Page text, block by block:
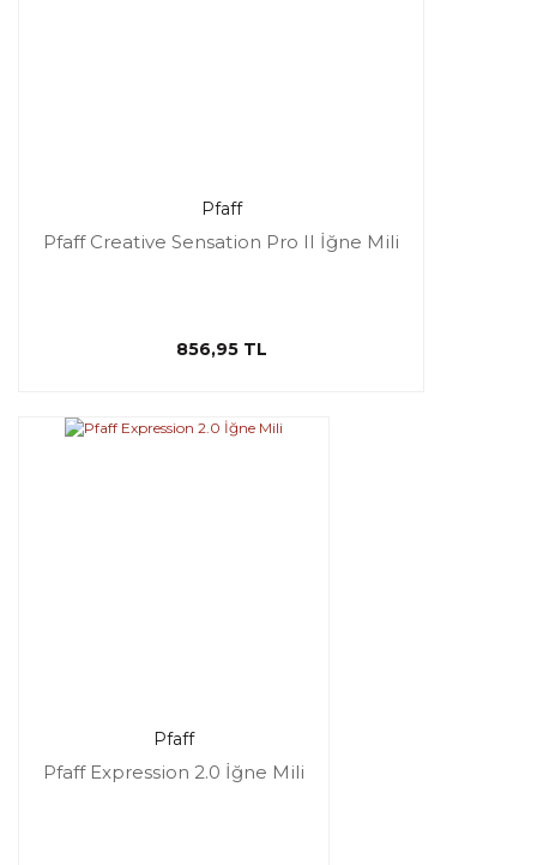
Pfaff
Pfaff Creative Sensation Pro II İğne Mili
856,95 TL
Pfaff
Pfaff Expression 2.0 İğne Mili